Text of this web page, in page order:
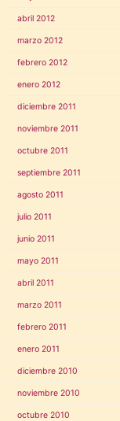
abril 2012
marzo 2012
febrero 2012
enero 2012
diciembre 2011
noviembre 2011
octubre 2011
septiembre 2011
agosto 2011
julio 2011
junio 2011
mayo 2011
abril 2011
marzo 2011
febrero 2011
enero 2011
diciembre 2010
noviembre 2010
octubre 2010